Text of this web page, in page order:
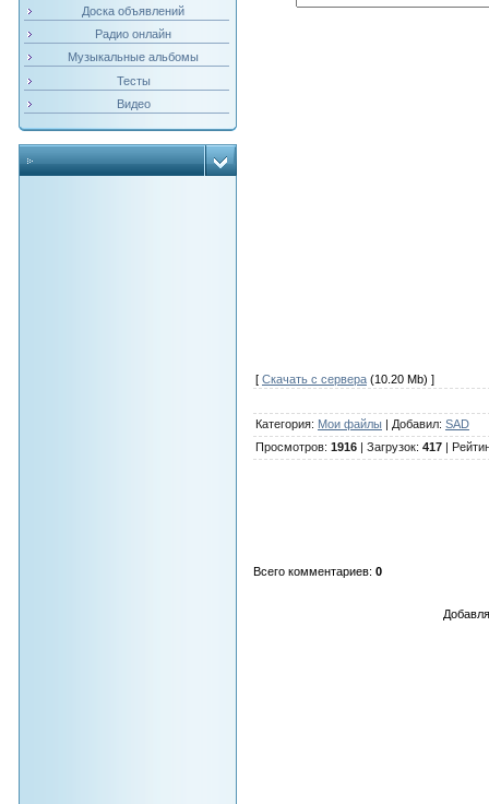
Доска объявлений
Радио онлайн
Музыкальные альбомы
Тесты
Видео
[ Скачать с сервера(10.20 Mb) ]
Категория: Мои файлы| Добавил: SAD
Просмотров: 1916| Загрузок: 417|
Всего комментариев: 0